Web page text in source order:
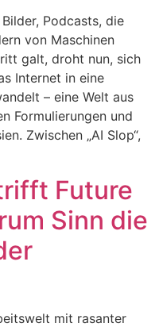
Podcasts, die
von Maschinen
galt, droht nun, sich
Internet in eine
– eine Welt aus
Formulierungen und
Zwischen „AI Slop“,
Future
Sinn die
mit rasanter